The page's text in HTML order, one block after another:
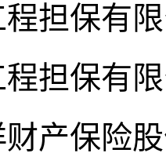
担保有
担保有
产保险